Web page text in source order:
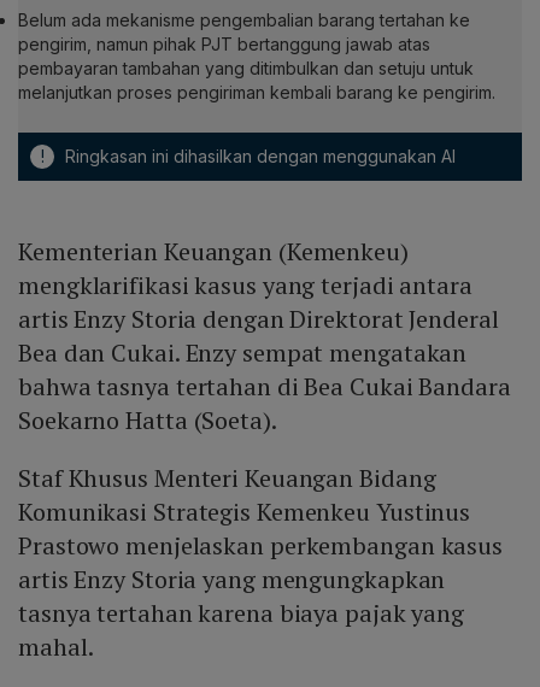
Belum ada mekanisme pengembalian barang tertahan ke
pengirim, namun pihak PJT bertanggung jawab atas
pembayaran tambahan yang ditimbulkan dan setuju untuk
melanjutkan proses pengiriman kembali barang ke pengirim.
! Ringkasan ini dihasilkan dengan menggunakan AI
Kementerian Keuangan (Kemenkeu)
mengklarifikasi kasus yang terjadi antara
artis Enzy Storia dengan Direktorat Jenderal
Bea dan Cukai. Enzy sempat mengatakan
bahwa tasnya tertahan di Bea Cukai Bandara
Soekarno Hatta (Soeta).
Staf Khusus Menteri Keuangan Bidang
Komunikasi Strategis Kemenkeu Yustinus
Prastowo menjelaskan perkembangan kasus
artis Enzy Storia yang mengungkapkan
tasnya tertahan karena biaya pajak yang
mahal.